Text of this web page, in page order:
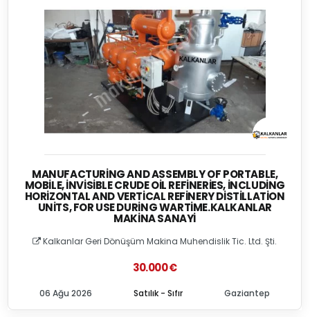
MANUFACTURING AND ASSEMBLY OF PORTABLE,
MOBILE, İNVISIBLE CRUDE OIL REFINERIES, İNCLUDING
HORIZONTAL AND VERTICAL REFINERY DISTILLATION
UNITS, FOR USE DURING WARTIME.KALKANLAR
MAKINA SANAYI
Kalkanlar Geri Dönüşüm Makina Muhendislik Tic. Ltd. Şti.
30.000 €
Satılık - Sıfır
06 Ağu 2026 Gaziantep